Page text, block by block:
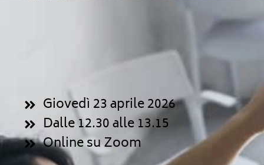
Giovedì 23 aprile 2026
Dalle 12.30 alle 13.15
Online su Zoom